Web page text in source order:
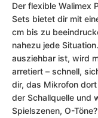
Der flexible Walimex
Sets bietet dir mit
cm bis zu
nahezu jede
ausziehbar ist, wird
arretiert – schnell,
dir, das Mikrofon
der Schallquelle und
Spielszenen, O-